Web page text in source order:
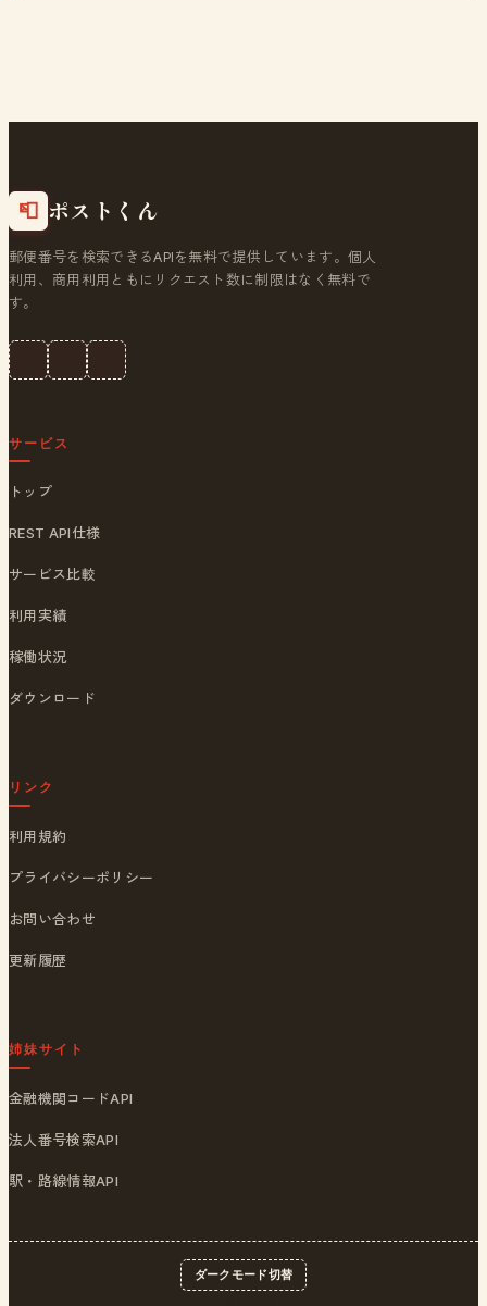
📮 ポストくん
郵便番号を検索できるAPIを無料で提供しています。個人
利用、商用利用ともにリクエスト数に制限はなく無料で
す。
サービス
トップ
REST API仕様
サービス比較
利用実績
稼働状況
ダウンロード
リンク
利用規約
プライバシーポリシー
お問い合わせ
更新履歴
姉妹サイト
金融機関コードAPI
法人番号検索API
駅・路線情報API
ダークモード切替